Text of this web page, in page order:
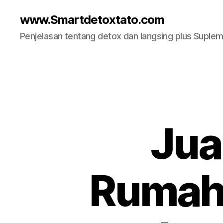
www.Smartdetoxtato.com
Penjelasan tentang detox dan langsing plus